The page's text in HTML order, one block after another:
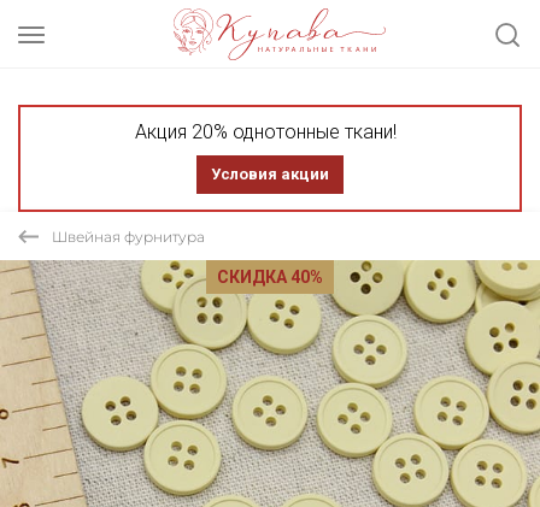
Акция 20% однотонные ткани!
Условия акции
Швейная фурнитура
СКИДКА 40%